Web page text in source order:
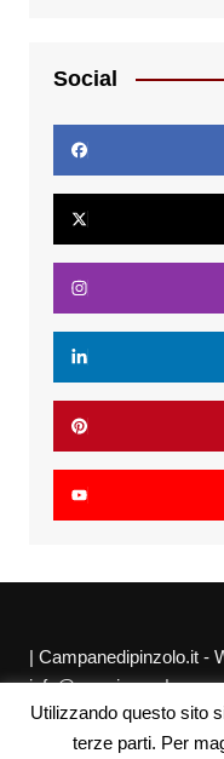
Social
| Campanedipinzolo.it -
info@agraria.org |
Chi siamo Privacy
Utilizzando questo sito
terze parti. Per